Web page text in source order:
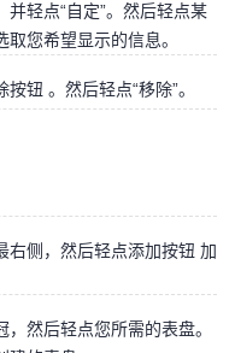
轻点“自定”。然后轻点某
您希望显示的信息。
钮 。然后轻点“移除”。
右侧，然后轻点添加按钮 加
然后轻点您所需的表盘。